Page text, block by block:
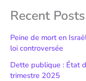
Recent Posts
Peine de mort en
loi controversée
Dette publique : État
trimestre 2025